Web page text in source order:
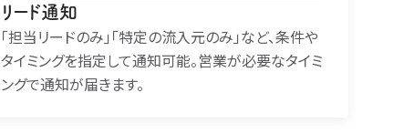
リード通知
｢担当リードのみ｣｢特定の流入元のみ｣など、条件や
タイミングを指定して通知可能。営業が必要なタイミ
ングで通知が届きます。